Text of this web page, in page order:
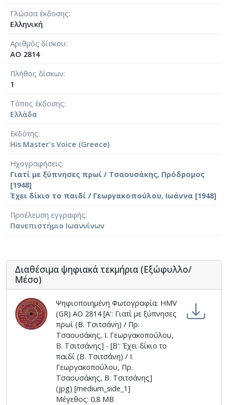
Γλώσσα έκδοσης
Ελληνική
Αριθμός δίσκου
AO 2814
Πλήθος δίσκων
1
Τόπος έκδοσης
Ελλάδα
Εκδότης
His Master's Voice (Greece)
Ηχογραφήσεις
Γιατί με ξύπνησες πρωί / Τσαουσάκης, Πρόδρομος
[1948]
Έχει δίκιο το παιδί / Γεωργακοπούλου, Ιωάννα [1948]
Προέλευση εγγραφής
Πανεπιστήμιο Ιωαννίνων
Διαθέσιμα ψηφιακά τεκμήρια (Εξώφυλλο/
Μέσο)
Ψηφιοποιημένη Φωτογραφία: HMV
(GR) AO 2814 [Α': Γιατί με ξύπνησες
πρωί (Β. Τσιτσάνη) / Πρ.
Τσαουσάκης, Ι. Γεωργακοπούλου,
Β. Τσιτσάνης] - [Β': Έχει δίκιο το
παιδί (Β. Τσιτσάνη) / Ι.
Γεωργακοπούλου, Πρ.
Τσαουσάκης, Β. Τσιτσάνης]
(jpg) [medium_side_1]
Μέγεθος: 0.8 MB